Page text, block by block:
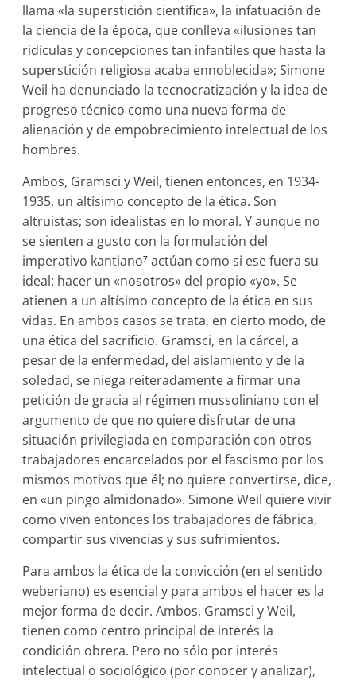
llama «la superstición científica», la infatuación de
la ciencia de la época, que conlleva «ilusiones tan
ridículas y concepciones tan infantiles que hasta la
superstición religiosa acaba ennoblecida»; Simone
Weil ha denunciado la tecnocratización y la idea de
progreso técnico como una nueva forma de
alienación y de empobrecimiento intelectual de los
hombres.
Ambos, Gramsci y Weil, tienen entonces, en 1934-
1935, un altísimo concepto de la ética. Son
altruistas; son idealistas en lo moral. Y aunque no
se sienten a gusto con la formulación del
imperativo kantiano7 actúan como si ese fuera su
ideal: hacer un «nosotros» del propio «yo». Se
atienen a un altísimo concepto de la ética en sus
vidas. En ambos casos se trata, en cierto modo, de
una ética del sacrificio. Gramsci, en la cárcel, a
pesar de la enfermedad, del aislamiento y de la
soledad, se niega reiteradamente a firmar una
petición de gracia al régimen mussoliniano con el
argumento de que no quiere disfrutar de una
situación privilegiada en comparación con otros
trabajadores encarcelados por el fascismo por los
mismos motivos que él; no quiere convertirse, dice,
en «un pingo almidonado». Simone Weil quiere vivir
como viven entonces los trabajadores de fábrica,
compartir sus vivencias y sus sufrimientos.
Para ambos la ética de la convicción (en el sentido
weberiano) es esencial y para ambos el hacer es la
mejor forma de decir. Ambos, Gramsci y Weil,
tienen como centro principal de interés la
condición obrera. Pero no sólo por interés
intelectual o sociológico (por conocer y analizar),